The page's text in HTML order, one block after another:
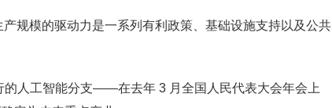
规模的驱动力是一系列有利政策、基础设施支持以及公共
人工智能分支——在去年 3 月全国人民代表大会年会上